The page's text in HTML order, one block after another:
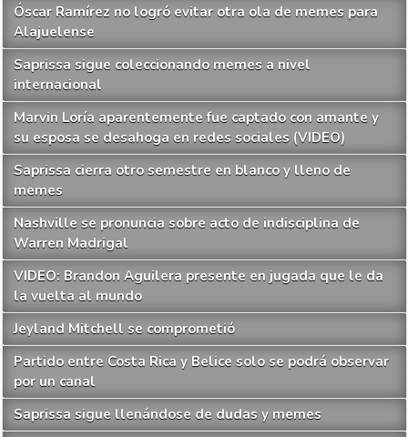
Óscar Ramírez no logró evitar otra ola de memes para
Alajuelense
Saprissa sigue coleccionando memes a nivel
internacional
Marvin Loría aparentemente fue captado con amante y
su esposa se desahoga en redes sociales (VIDEO)
Saprissa cierra otro semestre en blanco y lleno de
memes
Nashville se pronuncia sobre acto de indisciplina de
Warren Madrigal
VIDEO: Brandon Aguilera presente en jugada que le da
la vuelta al mundo
Jeyland Mitchell se comprometió
Partido entre Costa Rica y Belice solo se podrá observar
por un canal
Saprissa sigue llenándose de dudas y memes